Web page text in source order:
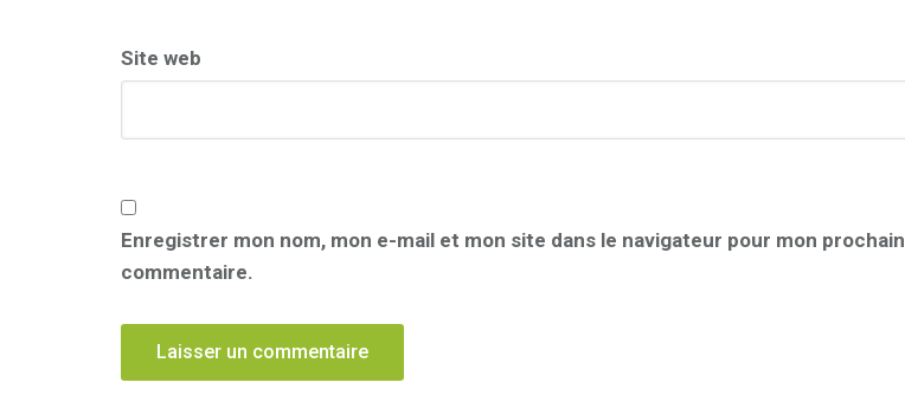
Site web
Enregistrer mon nom, mon e-mail et mon site dans le navigateur pour mon prochain
commentaire.